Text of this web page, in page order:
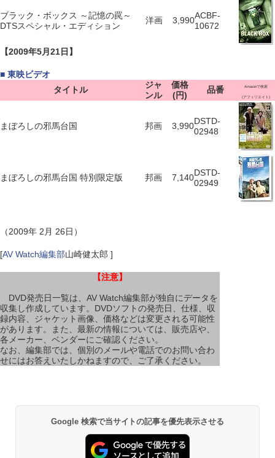
ブラック・ボックス ～記憶の罠～
DTSスペシャル・エディション
洋画 3,990ACBF-
10672
【2009年5月21日】
■ 東映ビデオ
タイトル
ジャ
ンル
価格
(円)
品番 Amazonで検索
(アフィリエイト)
まぼろしの邪馬台国 邦画 3,990DSTD-
02948
まぼろしの邪馬台国 特別限定版 邦画 7,140DSTD-
02949
（2009年 2月 26日）
[AV Watch編集部山崎健太郎 ]
【注意】
DVD発売日一覧は、AV Watch編集部が独自にデータを
収集し作成しています。DVDソフトの発売日、仕様、収
録内容、ジャケット画像、価格などは変更される可能性
があります。また、最新の情報については、販売店や、
各メーカー、ベンダーにご確認ください。
なお、編集部では、個別のメールや電話でのお問い合わ
せにはお答えいたしかねますので、ご了承ください。
Google 検索で当サイトの記事を優先表示させる